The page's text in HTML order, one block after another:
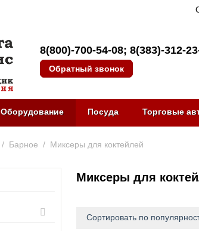
8(800)-700-54-08; 8(383)-312-
Обратный звонок
Оборудование Посуда Торговые
/ Барное / Миксеры для коктейлей
Миксеры для
Сортировать по